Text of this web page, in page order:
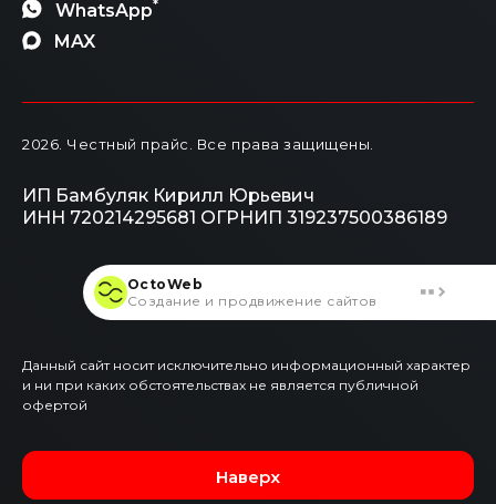
WhatsApp*
MAX
2026 . Честный прайс. Все права защищены.
ИП Бамбуляк Кирилл Юрьевич
ИНН 720214295681 ОГРНИП 319237500386189
Данный сайт носит исключительно информационный характер
и ни при каких обстоятельствах не является публичной
офертой
Наверх
OctoWeb
Создание и продвижение сайтов